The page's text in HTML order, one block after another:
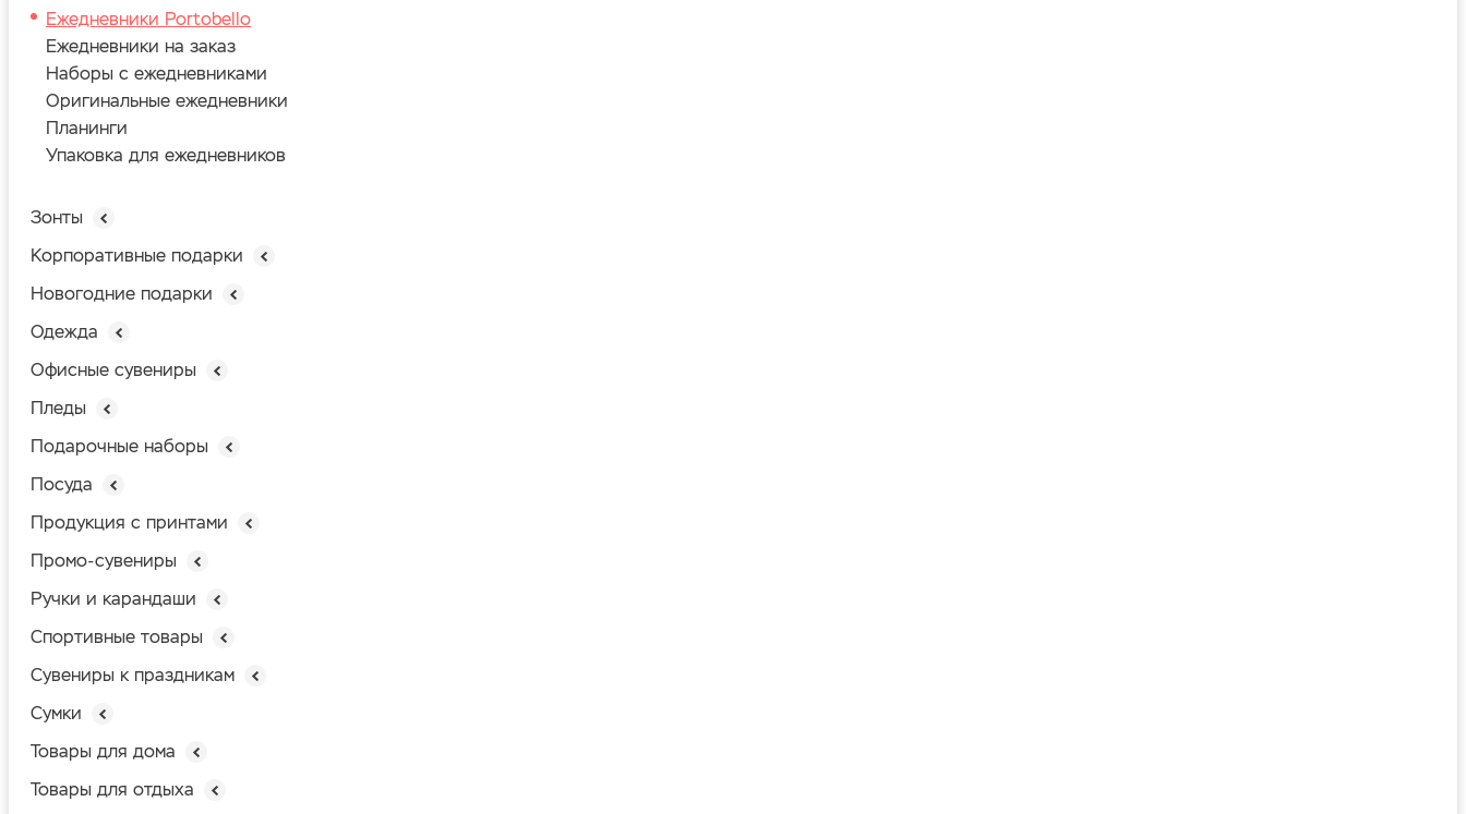
Ежедневники Portobello
Ежедневники на заказ
Наборы с ежедневниками
Оригинальные ежедневники
Планинги
Упаковка для ежедневников
Зонты
Корпоративные подарки
Новогодние подарки
Одежда
Офисные сувениры
Пледы
Подарочные наборы
Посуда
Продукция с принтами
Промо-сувениры
Ручки и карандаши
Спортивные товары
Сувениры к праздникам
Сумки
Товары для дома
Товары для отдыха